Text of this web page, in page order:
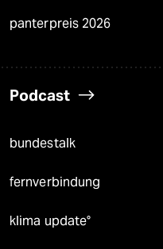
panterpreis 2026
Podcast
bundestalk
fernverbindung
klima update°